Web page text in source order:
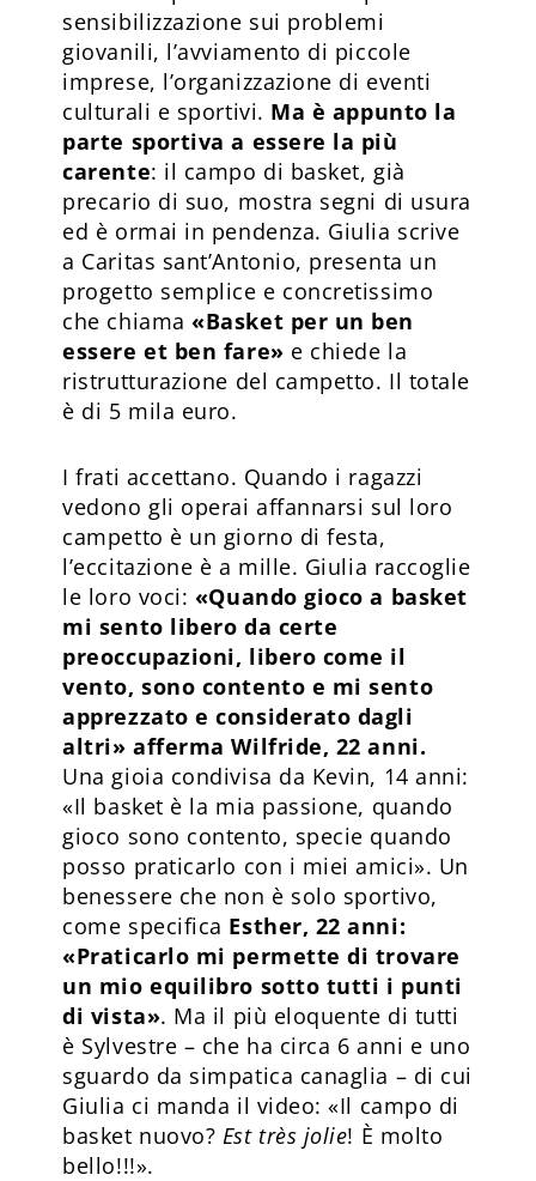
sensibilizzazione sui problemi
giovanili, l’avviamento di piccole
imprese, l’organizzazione di eventi
culturali e sportivi. Ma è appunto la
parte sportiva a essere la più
carente: il campo di basket, già
precario di suo, mostra segni di usura
ed è ormai in pendenza. Giulia scrive
a Caritas sant’Antonio, presenta un
progetto semplice e concretissimo
che chiama «Basket per un ben
essere et ben fare» e chiede la
ristrutturazione del campetto. Il totale
è di 5 mila euro.
I frati accettano. Quando i ragazzi
vedono gli operai affannarsi sul loro
campetto è un giorno di festa,
l’eccitazione è a mille. Giulia raccoglie
le loro voci: «Quando gioco a basket
mi sento libero da certe
preoccupazioni, libero come il
vento, sono contento e mi sento
apprezzato e considerato dagli
altri» afferma Wilfride, 22 anni.
Una gioia condivisa da Kevin, 14 anni:
«Il basket è la mia passione, quando
gioco sono contento, specie quando
posso praticarlo con i miei amici». Un
benessere che non è solo sportivo,
come specifica Esther, 22 anni:
«Praticarlo mi permette di trovare
un mio equilibro sotto tutti i punti
di vista». Ma il più eloquente di tutti
è Sylvestre – che ha circa 6 anni e uno
sguardo da simpatica canaglia – di cui
Giulia ci manda il video: «Il campo di
basket nuovo? Est très jolie! È molto
bello!!!».